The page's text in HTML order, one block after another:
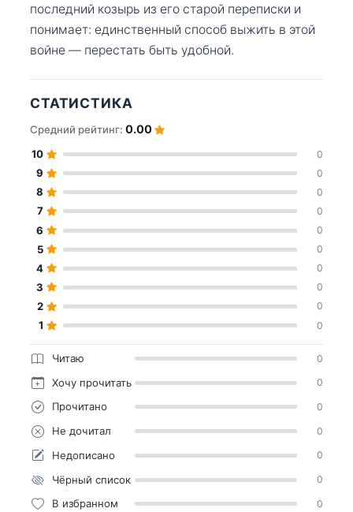
последний козырь из его старой переписки и
понимает: единственный способ выжить в этой
войне — перестать быть удобной.
СТАТИСТИКА
Средний рейтинг: 0.00
10 0
9 0
8 0
7 0
6 0
5 0
4 0
3 0
2 0
1 0
Читаю 0
Хочу прочитать 0
Прочитано 0
Не дочитал 0
Недописано 0
Чёрный список 0
В избранном 0